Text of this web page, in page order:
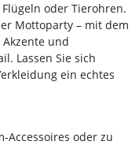
oder Tierohren.
Mottoparty – mit dem
und
Lassen Sie sich
ein echtes
Accessoires oder zu